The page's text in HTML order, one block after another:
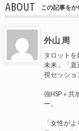
ABOUT この記事をか
外山 周
タロット
未来」「
視セッショ
強HSP＋共
ー。
「女性が